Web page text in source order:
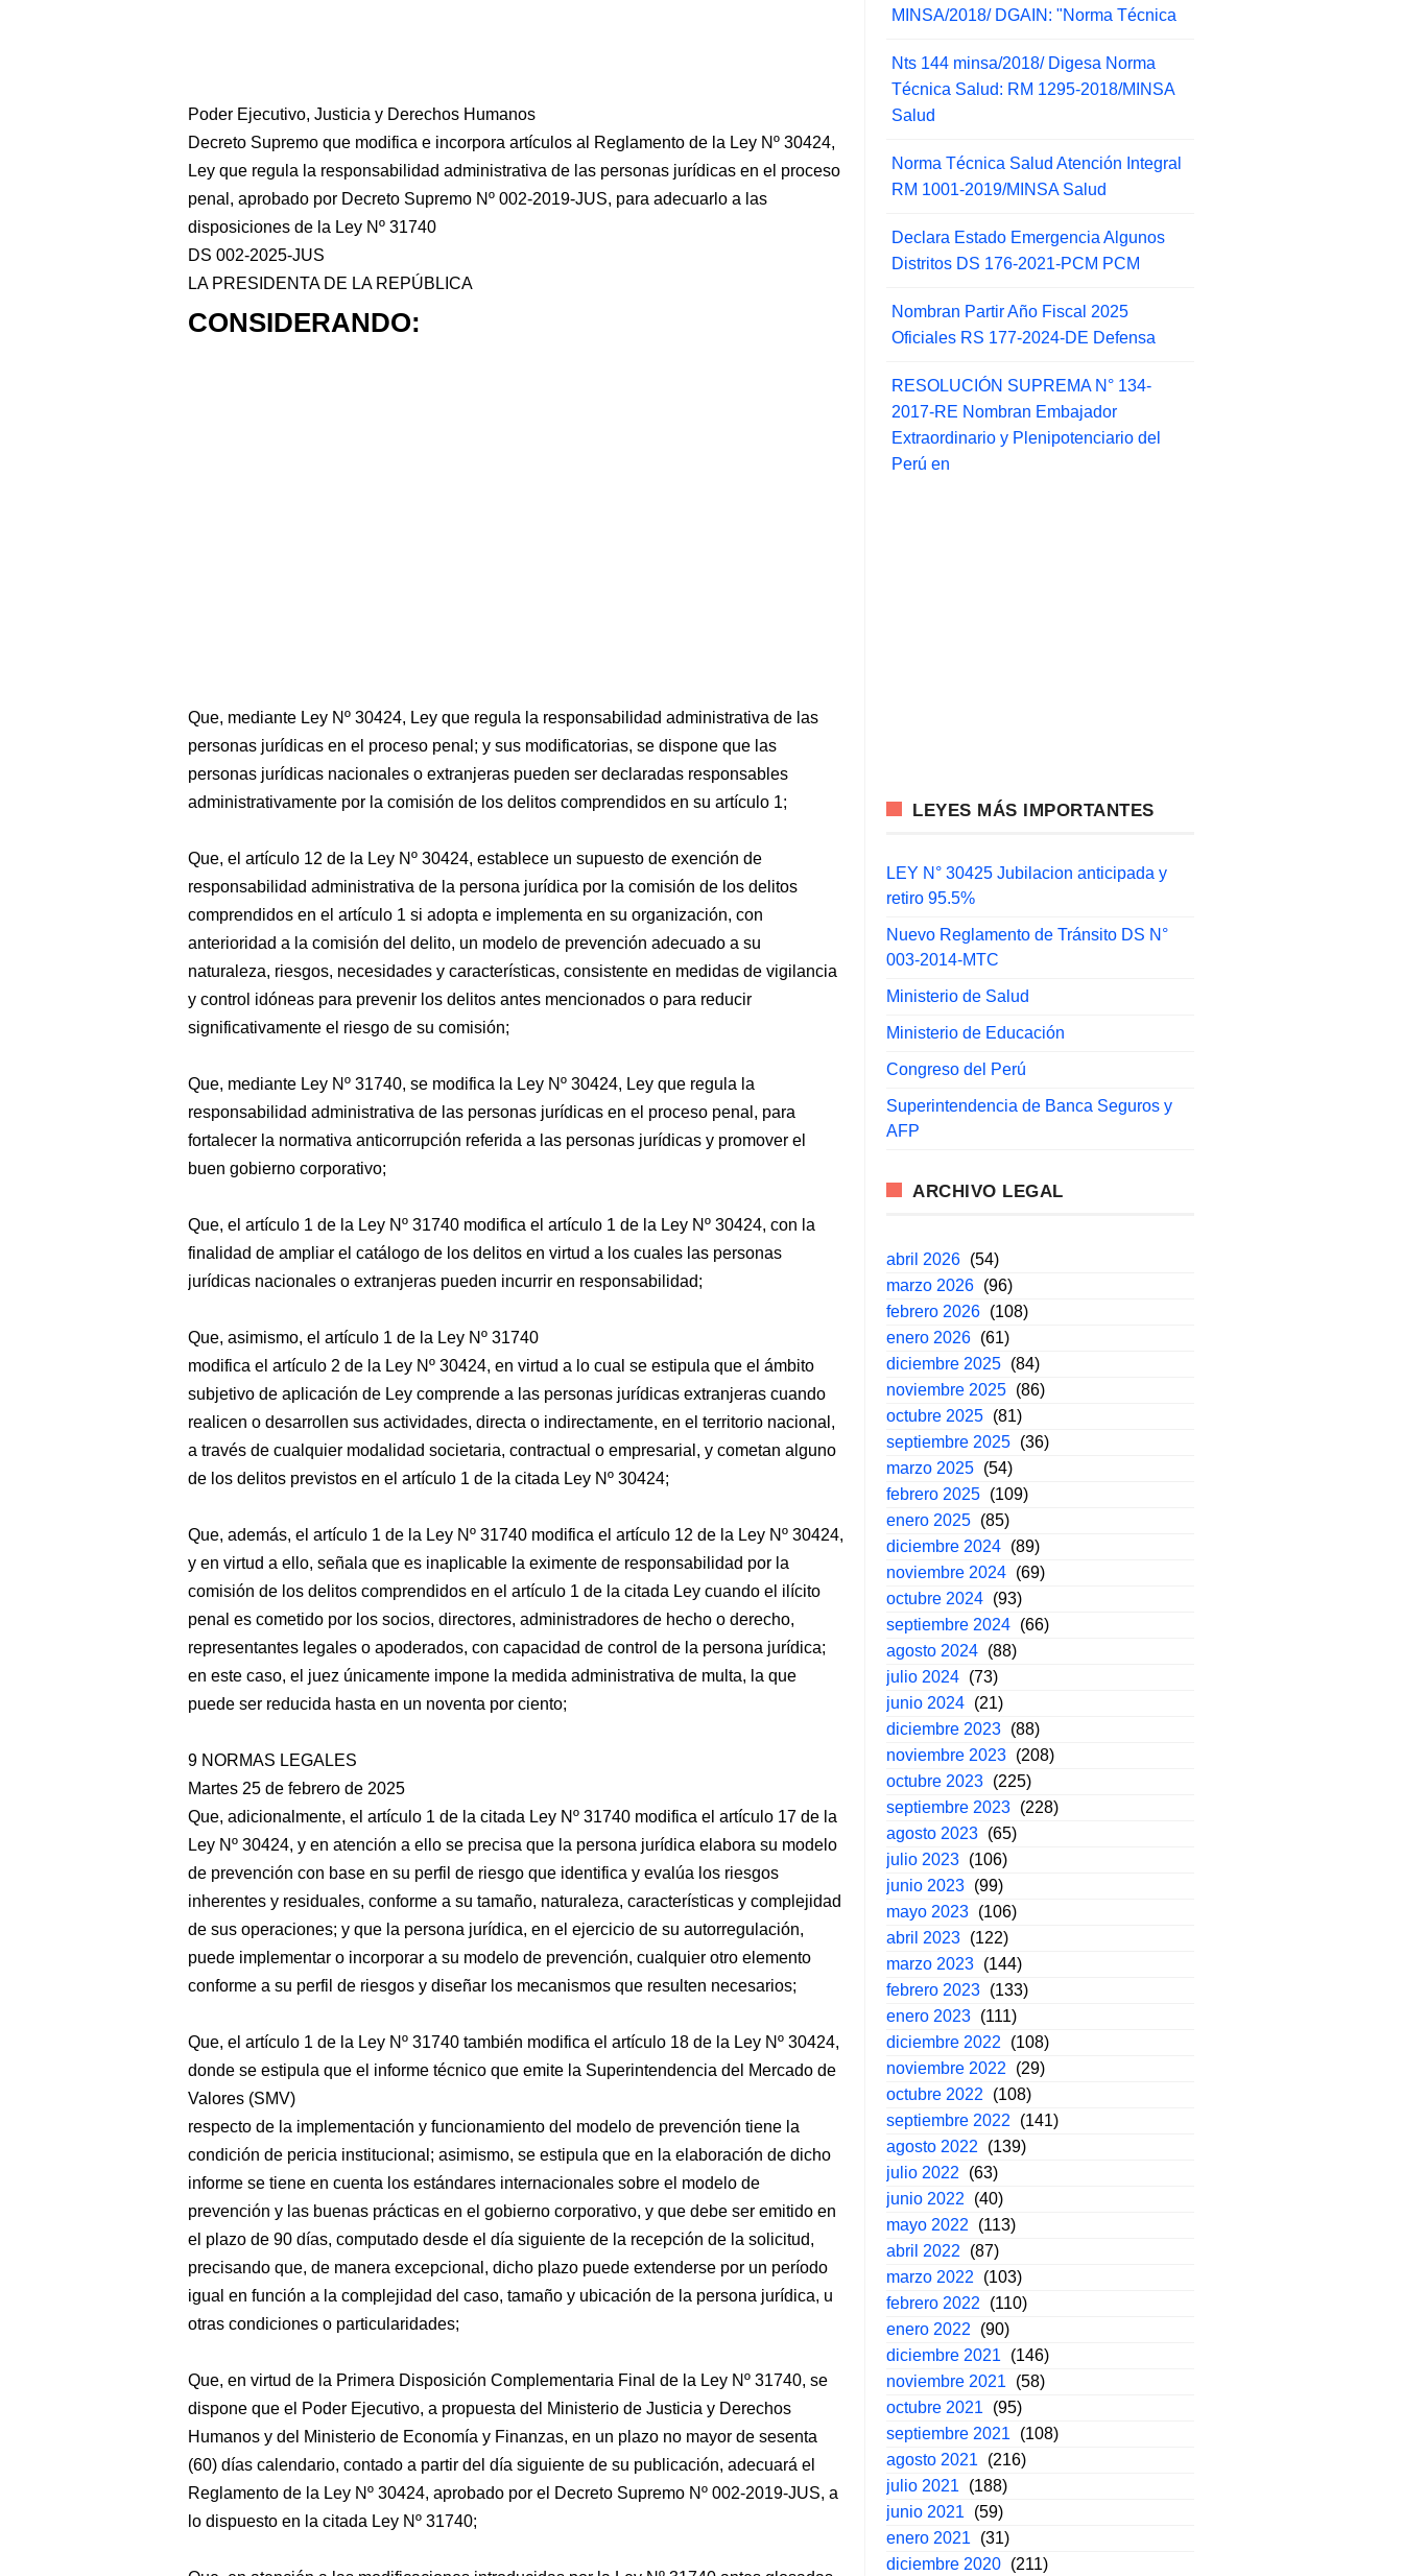
Poder Ejecutivo, Justicia y Derechos Humanos
Decreto Supremo que modifica e incorpora artículos al Reglamento de la Ley Nº 30424,
Ley que regula la responsabilidad administrativa de las personas jurídicas en el proceso
penal, aprobado por Decreto Supremo Nº 002-2019-JUS, para adecuarlo a las
disposiciones de la Ley Nº 31740
DS 002-2025-JUS
LA PRESIDENTA DE LA REPÚBLICA
CONSIDERANDO:
Que, mediante Ley Nº 30424, Ley que regula la responsabilidad administrativa de las
personas jurídicas en el proceso penal; y sus modificatorias, se dispone que las
personas jurídicas nacionales o extranjeras pueden ser declaradas responsables
administrativamente por la comisión de los delitos comprendidos en su artículo 1;
Que, el artículo 12 de la Ley Nº 30424, establece un supuesto de exención de
responsabilidad administrativa de la persona jurídica por la comisión de los delitos
comprendidos en el artículo 1 si adopta e implementa en su organización, con
anterioridad a la comisión del delito, un modelo de prevención adecuado a su
naturaleza, riesgos, necesidades y características, consistente en medidas de vigilancia
y control idóneas para prevenir los delitos antes mencionados o para reducir
significativamente el riesgo de su comisión;
Que, mediante Ley Nº 31740, se modifica la Ley Nº 30424, Ley que regula la
responsabilidad administrativa de las personas jurídicas en el proceso penal, para
fortalecer la normativa anticorrupción referida a las personas jurídicas y promover el
buen gobierno corporativo;
Que, el artículo 1 de la Ley Nº 31740 modifica el artículo 1 de la Ley Nº 30424, con la
finalidad de ampliar el catálogo de los delitos en virtud a los cuales las personas
jurídicas nacionales o extranjeras pueden incurrir en responsabilidad;
Que, asimismo, el artículo 1 de la Ley Nº 31740
modifica el artículo 2 de la Ley Nº 30424, en virtud a lo cual se estipula que el ámbito
subjetivo de aplicación de Ley comprende a las personas jurídicas extranjeras cuando
realicen o desarrollen sus actividades, directa o indirectamente, en el territorio nacional,
a través de cualquier modalidad societaria, contractual o empresarial, y cometan alguno
de los delitos previstos en el artículo 1 de la citada Ley Nº 30424;
Que, además, el artículo 1 de la Ley Nº 31740 modifica el artículo 12 de la Ley Nº 30424,
y en virtud a ello, señala que es inaplicable la eximente de responsabilidad por la
comisión de los delitos comprendidos en el artículo 1 de la citada Ley cuando el ilícito
penal es cometido por los socios, directores, administradores de hecho o derecho,
representantes legales o apoderados, con capacidad de control de la persona jurídica;
en este caso, el juez únicamente impone la medida administrativa de multa, la que
puede ser reducida hasta en un noventa por ciento;
9 NORMAS LEGALES
Martes 25 de febrero de 2025
Que, adicionalmente, el artículo 1 de la citada Ley Nº 31740 modifica el artículo 17 de la
Ley Nº 30424, y en atención a ello se precisa que la persona jurídica elabora su modelo
de prevención con base en su perfil de riesgo que identifica y evalúa los riesgos
inherentes y residuales, conforme a su tamaño, naturaleza, características y complejidad
de sus operaciones; y que la persona jurídica, en el ejercicio de su autorregulación,
puede implementar o incorporar a su modelo de prevención, cualquier otro elemento
conforme a su perfil de riesgos y diseñar los mecanismos que resulten necesarios;
Que, el artículo 1 de la Ley Nº 31740 también modifica el artículo 18 de la Ley Nº 30424,
donde se estipula que el informe técnico que emite la Superintendencia del Mercado de
Valores (SMV)
respecto de la implementación y funcionamiento del modelo de prevención tiene la
condición de pericia institucional; asimismo, se estipula que en la elaboración de dicho
informe se tiene en cuenta los estándares internacionales sobre el modelo de
prevención y las buenas prácticas en el gobierno corporativo, y que debe ser emitido en
el plazo de 90 días, computado desde el día siguiente de la recepción de la solicitud,
precisando que, de manera excepcional, dicho plazo puede extenderse por un período
igual en función a la complejidad del caso, tamaño y ubicación de la persona jurídica, u
otras condiciones o particularidades;
Que, en virtud de la Primera Disposición Complementaria Final de la Ley Nº 31740, se
dispone que el Poder Ejecutivo, a propuesta del Ministerio de Justicia y Derechos
Humanos y del Ministerio de Economía y Finanzas, en un plazo no mayor de sesenta
(60) días calendario, contado a partir del día siguiente de su publicación, adecuará el
Reglamento de la Ley Nº 30424, aprobado por el Decreto Supremo Nº 002-2019-JUS, a
lo dispuesto en la citada Ley Nº 31740;
MINSA/2018/ DGAIN: "Norma Técnica
Nts 144 minsa/2018/ Digesa Norma
Técnica Salud: RM 1295-2018/MINSA
Salud
Norma Técnica Salud Atención Integral
RM 1001-2019/MINSA Salud
Declara Estado Emergencia Algunos
Distritos DS 176-2021-PCM PCM
Nombran Partir Año Fiscal 2025
Oficiales RS 177-2024-DE Defensa
RESOLUCIÓN SUPREMA N° 134-
2017-RE Nombran Embajador
Extraordinario y Plenipotenciario del
Perú en
LEYES MÁS IMPORTANTES
LEY N° 30425 Jubilacion anticipada y
retiro 95.5%
Nuevo Reglamento de Tránsito DS N°
003-2014-MTC
Ministerio de Salud
Ministerio de Educación
Congreso del Perú
Superintendencia de Banca Seguros y
AFP
ARCHIVO LEGAL
abril 2026 (54)
marzo 2026 (96)
febrero 2026 (108)
enero 2026 (61)
diciembre 2025 (84)
noviembre 2025 (86)
octubre 2025 (81)
septiembre 2025 (36)
marzo 2025 (54)
febrero 2025 (109)
enero 2025 (85)
diciembre 2024 (89)
noviembre 2024 (69)
octubre 2024 (93)
septiembre 2024 (66)
agosto 2024 (88)
julio 2024 (73)
junio 2024 (21)
diciembre 2023 (88)
noviembre 2023 (208)
octubre 2023 (225)
septiembre 2023 (228)
agosto 2023 (65)
julio 2023 (106)
junio 2023 (99)
mayo 2023 (106)
abril 2023 (122)
marzo 2023 (144)
febrero 2023 (133)
enero 2023 (111)
diciembre 2022
(108)
noviembre 2022
(29)
octubre 2022
(108)
septiembre 2022
(141)
agosto 2022
(139)
julio 2022
(63)
junio 2022
(40)
mayo 2022
(113)
abril 2022
(87)
marzo 2022
(103)
febrero 2022
(110)
enero 2022
(90)
diciembre 2021
(146)
noviembre 2021
(58)
octubre 2021
(95)
septiembre 2021
(108)
agosto 2021
(216)
julio 2021
(188)
junio 2021
(59)
enero 2021
(31)
diciembre 2020 (211)